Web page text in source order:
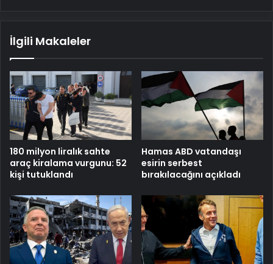
İlgili Makaleler
180 milyon liralık sahte
araç kiralama vurgunu: 52
kişi tutuklandı
Hamas ABD vatandaşı
esirin serbest
bırakılacağını açıkladı